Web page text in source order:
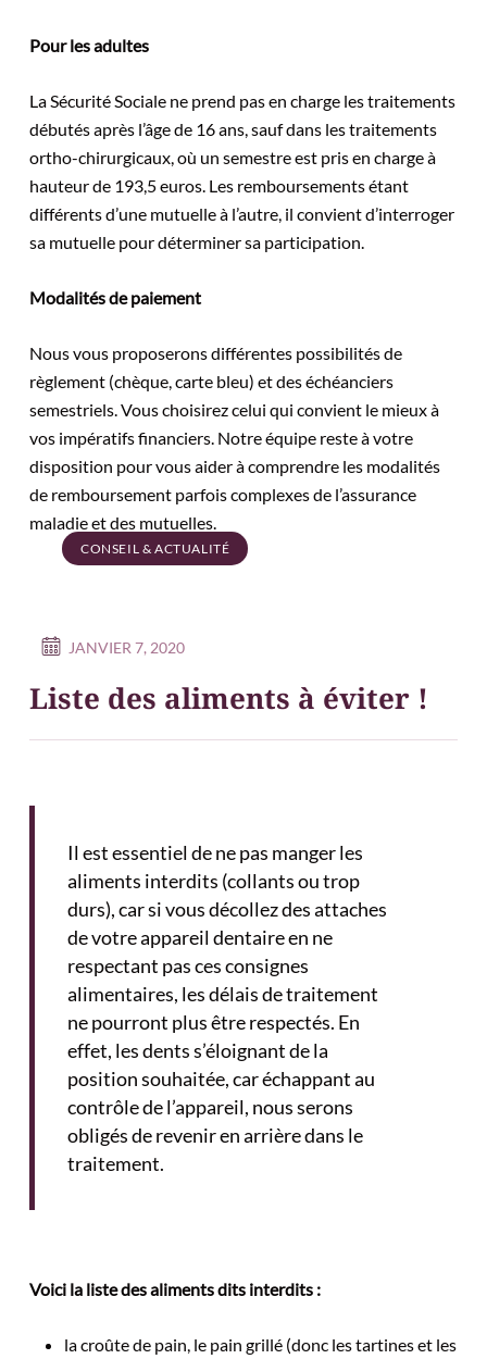
Pour les adultes
La Sécurité Sociale ne prend pas en charge les traitements
débutés après l’âge de 16 ans, sauf dans les traitements
ortho-chirurgicaux, où un semestre est pris en charge à
hauteur de 193,5 euros. Les remboursements étant
différents d’une mutuelle à l’autre, il convient d’interroger
sa mutuelle pour déterminer sa participation.
Modalités de paiement
Nous vous proposerons différentes possibilités de
règlement (chèque, carte bleu) et des échéanciers
semestriels. Vous choisirez celui qui convient le mieux à
vos impératifs financiers. Notre équipe reste à votre
disposition pour vous aider à comprendre les modalités
de remboursement parfois complexes de l’assurance
maladie et des mutuelles.
CONSEIL & ACTUALITÉ
JANVIER 7, 2020
Liste des aliments à éviter !
Il est essentiel de ne pas manger les
aliments interdits (collants ou trop
durs), car si vous décollez des attaches
de votre appareil dentaire en ne
respectant pas ces consignes
alimentaires, les délais de traitement
ne pourront plus être respectés. En
effet, les dents s’éloignant de la
position souhaitée, car échappant au
contrôle de l’appareil, nous serons
obligés de revenir en arrière dans le
traitement.
Voici la liste des aliments dits interdits :
la croûte de pain, le pain grillé (donc les tartines et les